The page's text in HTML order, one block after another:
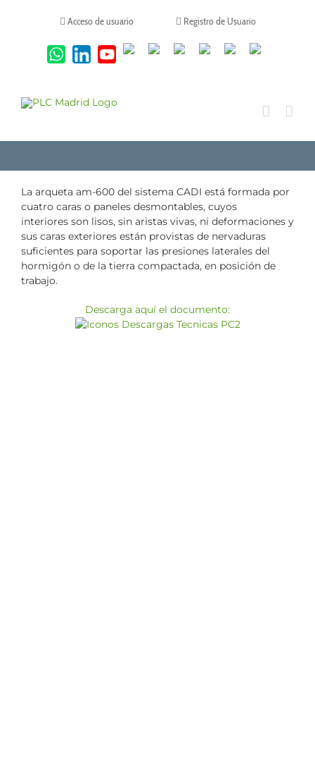
Acceso de usuario Registro de Usuario
CanalesLinkedinYoutubeTiktokFacebookInstagram
X TwitchContacto
La arqueta am-600 del sistema CADI está formada por
cuatro caras o paneles desmontables, cuyos
interiores son lisos, sin aristas vivas, ni deformaciones y
sus caras exteriores están provistas de nervaduras
suficientes para soportar las presiones laterales del
hormigón o de la tierra compactada, en posición de
trabajo.
Descarga aquí el documento: